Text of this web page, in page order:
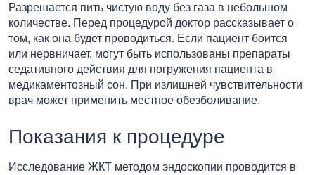
Разрешается пить чистую воду без газа в небольшом
количестве. Перед процедурой доктор рассказывает о
том, как она будет проводиться. Если пациент боится
или нервничает, могут быть использованы препараты
седативного действия для погружения пациента в
медикаментозный сон. При излишней чувствительности
врач может применить местное обезболивание.
Показания к процедуре
Исследование ЖКТ методом эндоскопии проводится в